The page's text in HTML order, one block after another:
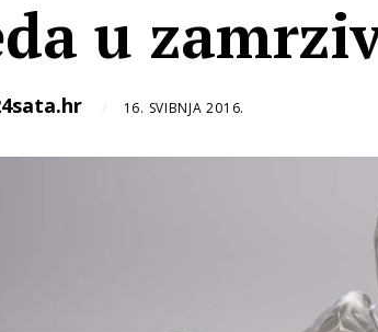
u
16. SVIBNJA 2016.